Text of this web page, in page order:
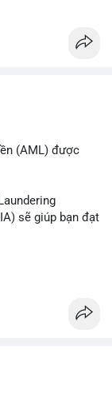
(AML) được
sẽ giúp bạn đạt
thi thử sát thực
mở rộng cơ